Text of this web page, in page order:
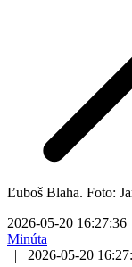
Ľuboš Blaha. Foto:
2026-05-20 16:27:36
Minúta
|
2026-05-20